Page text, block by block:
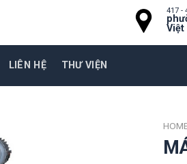
417 -
Việt
LIÊN HỆ THƯ VIỆN